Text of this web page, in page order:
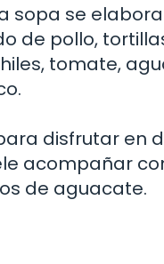
sopa se
de pollo,
tomate,
disfrutar en
acompañar
de aguacate.